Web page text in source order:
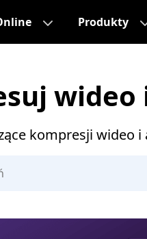
Produkty
wideo
kompresji wideo